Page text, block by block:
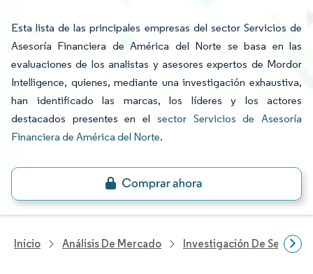
Esta lista de las principales empresas del sector Servicios de
Asesoría Financiera de América del Norte se basa en las
evaluaciones de los analistas y asesores expertos de Mordor
Intelligence, quienes, mediante una investigación exhaustiva,
han identificado las marcas, los líderes y los actores
destacados presentes en el sector Servicios de Asesoría
Financiera de América del Norte.
Inicio Análisis De Mercado Investigación De